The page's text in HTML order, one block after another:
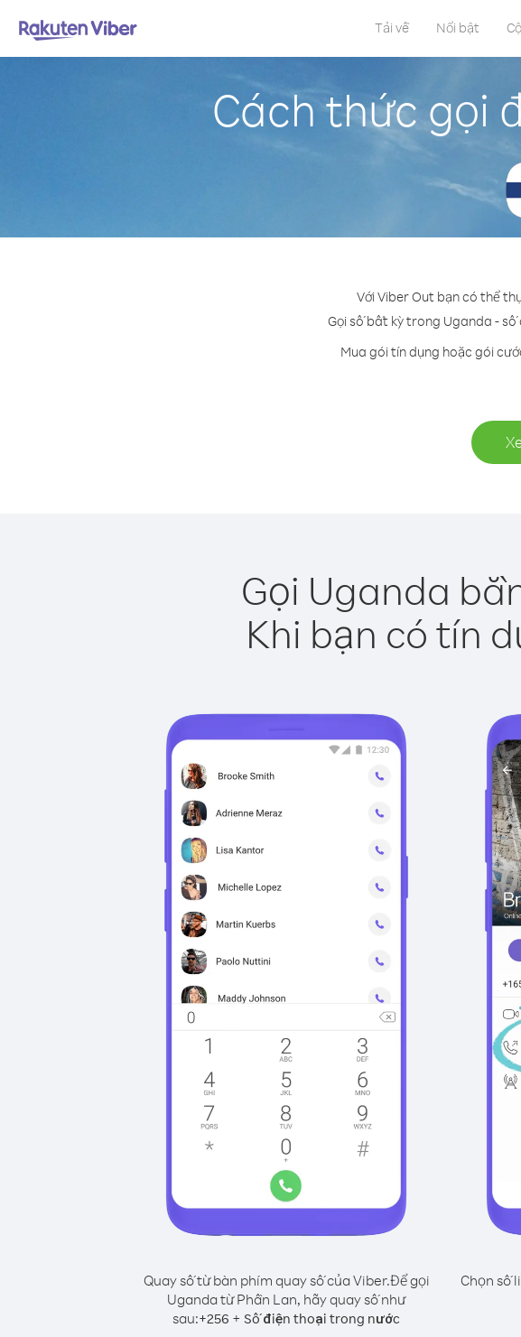
Tải về Nổi bật
Cách thức gọi
Với Viber Out bạn có thể
Gọi số bất kỳ trong Uganda -
Mua gói tín dụng hoặc gói
Gọi Uganda
Khi bạn có tín
Quay số từ bàn phím quay số của Viber.Để gọi
Uganda từ Phần Lan, hãy quay số như
sau:+256 + Số điện thoại trong nước
Chọn số